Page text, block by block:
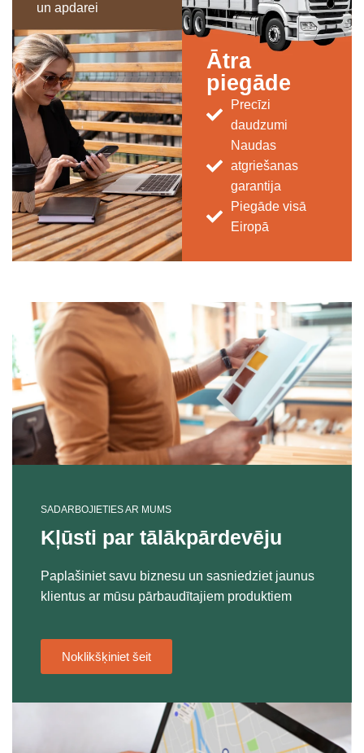
un apdarei
Ātra
piegāde
Precīzi
daudzumi
Naudas
atgriešanas
garantija
Piegāde visā
Eiropā
SADARBOJIETIES AR MUMS
Kļūsti par tālākpārdevēju
Paplašiniet savu biznesu un sasniedziet jaunus
klientus ar mūsu pārbaudītajiem produktiem
Noklikšķiniet šeit